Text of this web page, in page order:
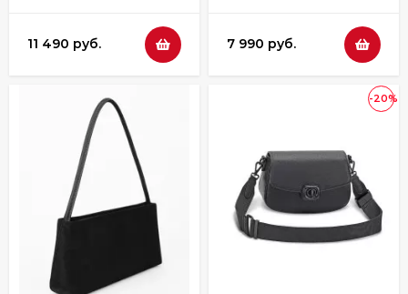
11 490 руб. 7 990 руб.
-20%